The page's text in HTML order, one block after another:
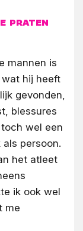
praten
mannen is
hij heeft
gevonden,
blessures
wel een
persoon.
het atleet
ik ook wel
me